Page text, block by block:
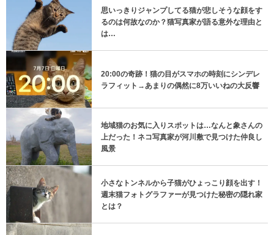
思いっきりジャンプしてる猫が悲しそうな顔をす
るのは何故なのか？猫写真家が語る意外な理由と
は…
20:00の奇跡！猫の目がスマホの時刻にシンデレ
ラフィット→あまりの偶然に8万いいねの大反響
地域猫のお気に入りスポットは…なんと象さんの
上だった！ネコ写真家が河川敷で見つけた仲良し
風景
小さなトンネルから子猫がひょっこり顔を出す！
週末猫フォトグラファーが見つけた秘密の隠れ家
とは？